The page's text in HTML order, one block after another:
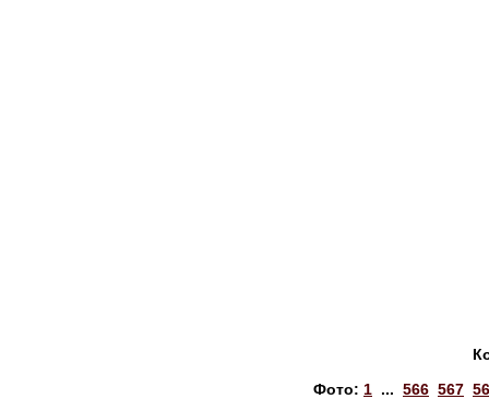
Фото: 1 ... 566 567